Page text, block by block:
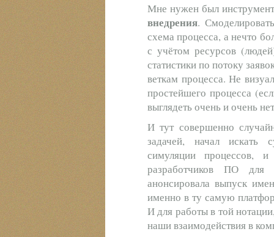
Мне нужен был
внедрения.
схема процесса, а нечто
с учётом ресурсов
статистики по потоку
веткам процесса. Не
простейшего процесса
выглядеть очень и очень
И тут совершенно
задачей, начал искать
симуляции процессов,
разработчиков ПО для
анонсировала выпуск
именно в ту самую
И для работы в той
наши взаимодействия в